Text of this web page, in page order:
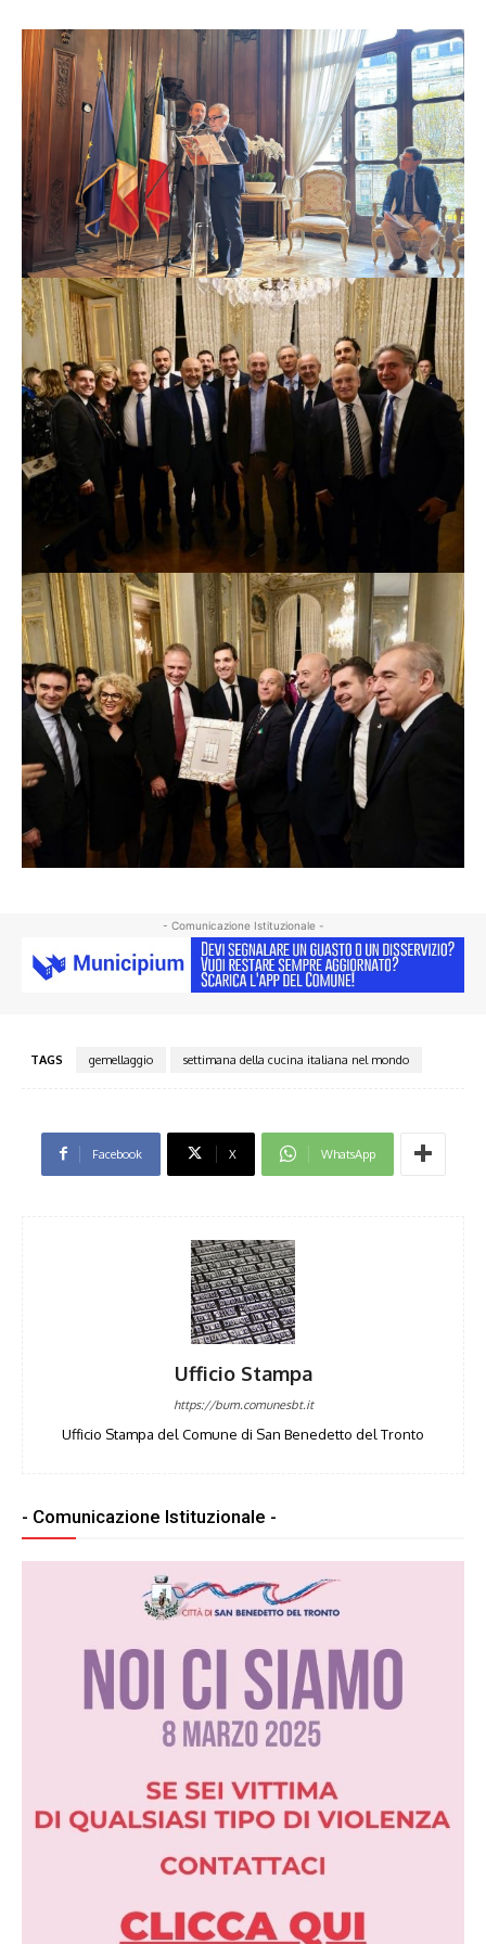
- Comunicazione Istituzionale -
TAGS gemellaggio settimana della cucina italiana nel mondo
Facebook X WhatsApp
Ufficio Stampa
https://bum.comunesbt.it
Ufficio Stampa del Comune di San Benedetto del Tronto
- Comunicazione Istituzionale -